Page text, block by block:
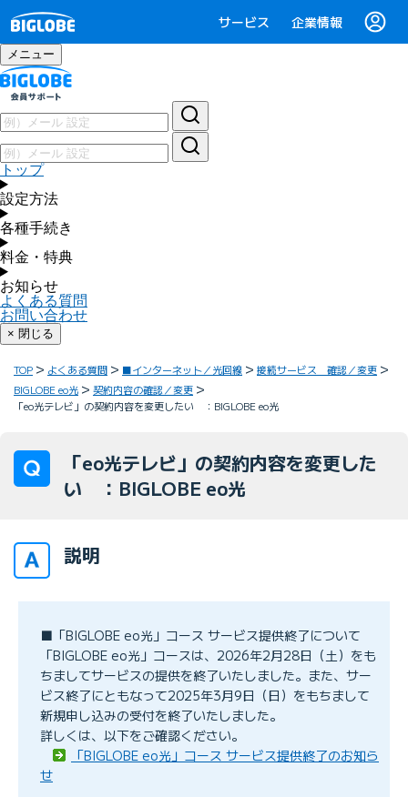
サービス 企業情報
メニュー
トップ
設定方法
各種手続き
料金・特典
お知らせ
よくある質問
お問い合わせ
× 閉じる
TOP よくある質問 ■インターネット／光回線
接続サービス 確認／変更
BIGLOBE eo光
契約内容の確認／変更
「eo光テレビ」の契約内容を変更したい ：BIGLOBE eo光
「eo光テレビ」の契約内容を変更した
い ：BIGLOBE eo光
説明
■「BIGLOBE eo光」コース サービス提供終了について
「BIGLOBE eo光」コースは、2026年2月28日（土）をも
ちましてサービスの提供を終了いたしました。また、サー
ビス終了にともなって2025年3月9日（日）をもちまして
新規申し込みの受付を終了いたしました。
詳しくは、以下をご確認ください。
「BIGLOBE eo光」コース サービス提供終了のお知ら
せ